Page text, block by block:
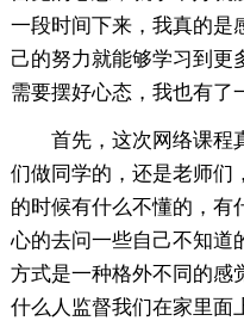
一段时间下来，我真的是
己的努力就能够学习到更
需要摆好心态，我也有了
首先，这次网络课程
们做同学的，还是老师们
的时候有什么不懂的，有
心的去问一些自己不知道
方式是一种格外不同的感
什么人监督我们在家里面